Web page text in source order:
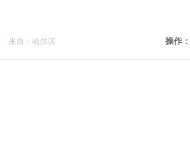
来自：哈尔滨 操作：